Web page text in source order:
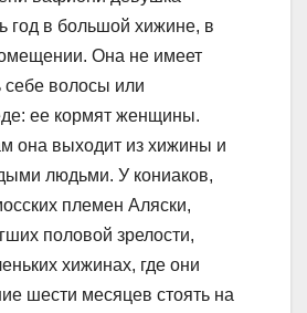
год в большой хижине, в
Она не имеет
себе волосы или
ее кормят женщины.
она выходит из хижины и
людьми. У кониаков,
племен Аляски,
половой зрелости,
хижинах, где они
шести месяцев стоять на